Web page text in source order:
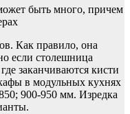
быть много, причем
Как правило, она
если столешница
заканчиваются кисти
в модульных кухнях
900-950 мм. Изредка